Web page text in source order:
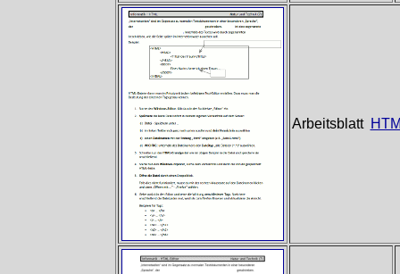
Arbeitsblatt